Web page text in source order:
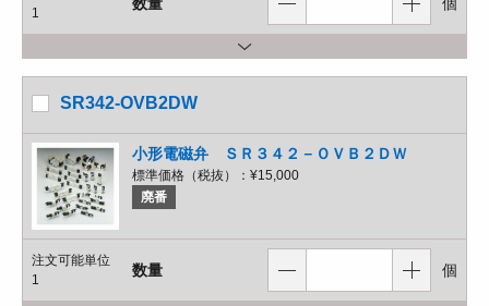
1
SR342-OVB2DW
小形電磁弁 ＳＲ３４２－ＯＶＢ２ＤＷ
標準価格（税抜）： ¥15,000
廃番
注文可能単位
1
数量 個